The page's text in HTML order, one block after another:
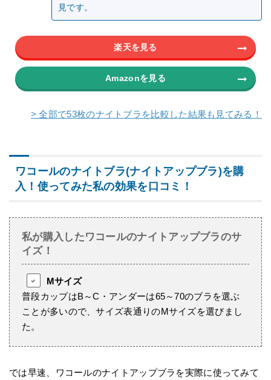
見です。
楽天を見る
Amazonを見る
> 全部で53枚のナイトブラを比較した結果も見てみる！
ワコールのナイトブラ(ナイトアップブラ)を購
入！使ってみた私の効果を口コミ！
私が購入したワコールのナイトアップブラのサ
イズ！
Mサイズ
普段カップはB～C・アンダーは65～70のブラを選ぶ
ことが多いので、サイズ表通りのMサイズを選びまし
た。
では早速、ワコールのナイトアップブラを実際に使ってみて